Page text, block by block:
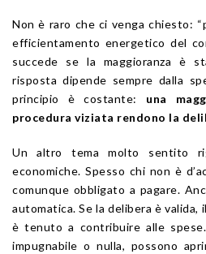
Non è raro che ci venga chiesto:
efficientamento energetico del
succede se la maggioranza è
risposta dipende sempre dalla
principio è costante: una
procedura viziata rendono la
Un altro tema molto sentito
economiche. Spesso chi non è
comunque obbligato a pagare.
automatica. Se la delibera è
è tenuto a contribuire alle
impugnabile o nulla, possono